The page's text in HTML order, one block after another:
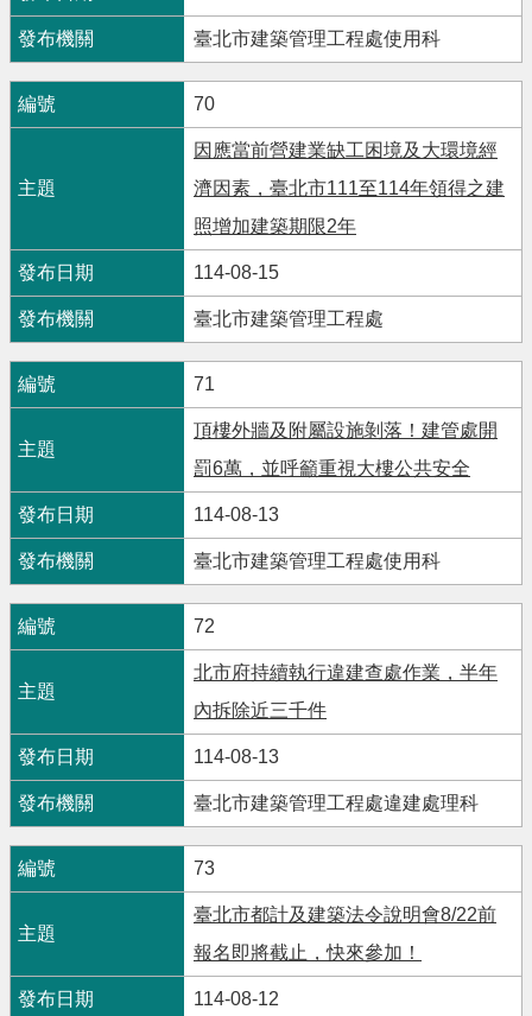
臺北市建築管理工程處使用科
70
因應當前營建業缺工困境及大環境經
濟因素，臺北市111至114年領得之建
照增加建築期限2年
114-08-15
臺北市建築管理工程處
71
頂樓外牆及附屬設施剝落！建管處開
罰6萬，並呼籲重視大樓公共安全
114-08-13
臺北市建築管理工程處使用科
72
北市府持續執行違建查處作業，半年
內拆除近三千件
114-08-13
臺北市建築管理工程處違建處理科
73
臺北市都計及建築法令說明會8/22前
報名即將截止，快來參加！
114-08-12